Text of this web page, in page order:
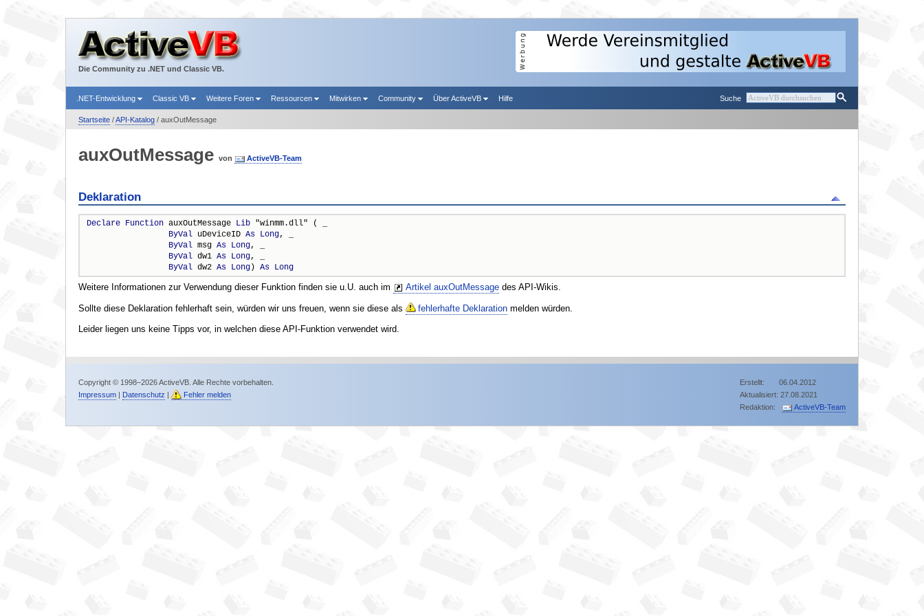
Die Community zu .NET und Classic VB.
Suche
.NET-Entwicklung Classic VB Weitere Foren Ressourcen Mitwirken Community Über ActiveVB Hilfe
Startseite/API-Katalog/ auxOutMessage
auxOutMessage von ActiveVB-Team
Deklaration
Declare Function auxOutMessage Lib "winmm.dll" ( _
ByVal uDeviceID As Long, _
ByVal msg As Long, _
ByVal dw1 As Long, _
ByVal dw2 As Long) As Long
Weitere Informationen zur Verwendung dieser Funktion finden sie u.U. auch im Artikel auxOutMessagedes API-Wikis.
Sollte diese Deklaration fehlerhaft sein, würden wir uns freuen, wenn sie diese als fehlerhafte Deklarationmelden würden.
Leider liegen uns keine Tipps vor, in welchen diese API-Funktion verwendet wird.
Erstellt: 06.04.2012
Aktualisiert: 27.08.2021
Redaktion:
ActiveVB-Team
Copyright © 1998–2026 ActiveVB. Alle Rechte vorbehalten.
Impressum| Datenschutz Fehler melden